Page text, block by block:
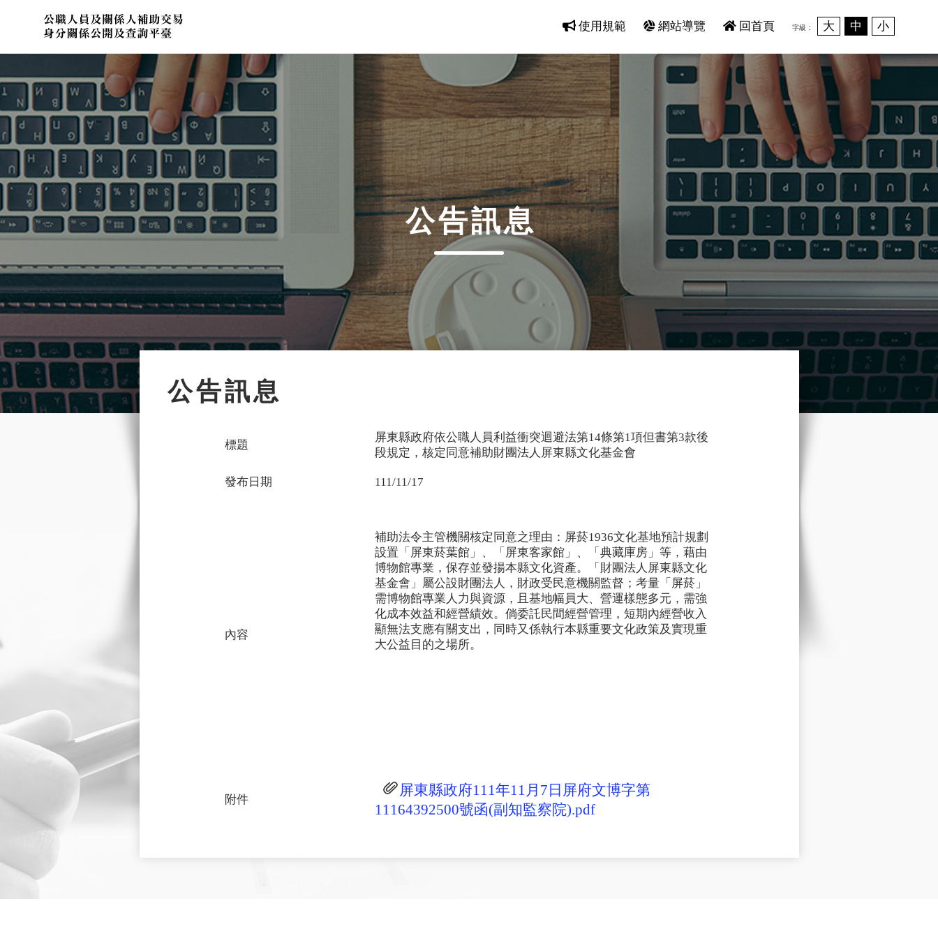
使用規範 網站導覽 回首頁 字級： 大 中 小
公告訊息
公告訊息
標題
屏東縣政府依公職人員利益衝突迴避法第14條第1項但書第3款後
段規定，核定同意補助財團法人屏東縣文化基金會
發布日期 111/11/17
內容
補助法令主管機關核定同意之理由：屏菸1936文化基地預計規劃
設置「屏東菸葉館」、「屏東客家館」、「典藏庫房」等，藉由
博物館專業，保存並發揚本縣文化資產。「財團法人屏東縣文化
基金會」屬公設財團法人，財政受民意機關監督；考量「屏菸」
需博物館專業人力與資源，且基地幅員大、營運樣態多元，需強
化成本效益和經營績效。倘委託民間經營管理，短期內經營收入
顯無法支應有關支出，同時又係執行本縣重要文化政策及實現重
大公益目的之場所。
附件
屏東縣政府111年11月7日屏府文博字第
11164392500號函(副知監察院).pdf